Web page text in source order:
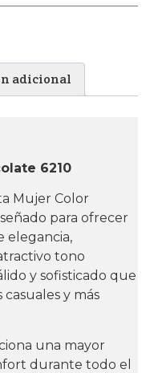
adicional
6210
Mujer Color
para ofrecer
elegancia,
tono
y sofisticado que
y más
una mayor
durante todo el